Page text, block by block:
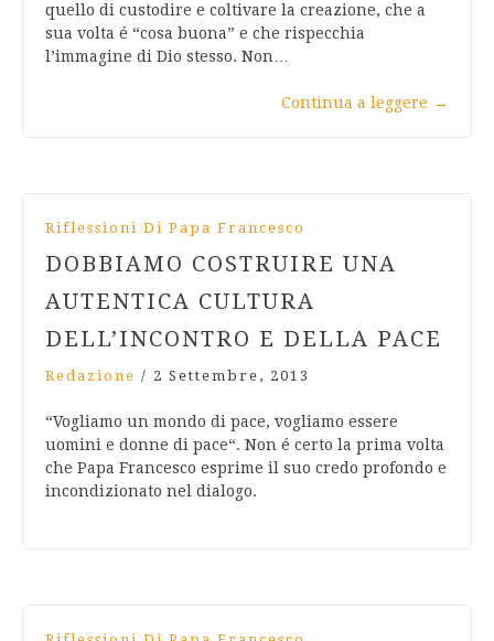
quello di custodire e coltivare la creazione, che a
sua volta é “cosa buona” e che rispecchia
l’immagine di Dio stesso. Non…
Continua a leggere →
Riflessioni Di Papa Francesco
DOBBIAMO COSTRUIRE UNA
AUTENTICA CULTURA
DELL’INCONTRO E DELLA PACE
Redazione / 2 Settembre, 2013
“Vogliamo un mondo di pace, vogliamo essere
uomini e donne di pace“. Non é certo la prima volta
che Papa Francesco esprime il suo credo profondo e
incondizionato nel dialogo.